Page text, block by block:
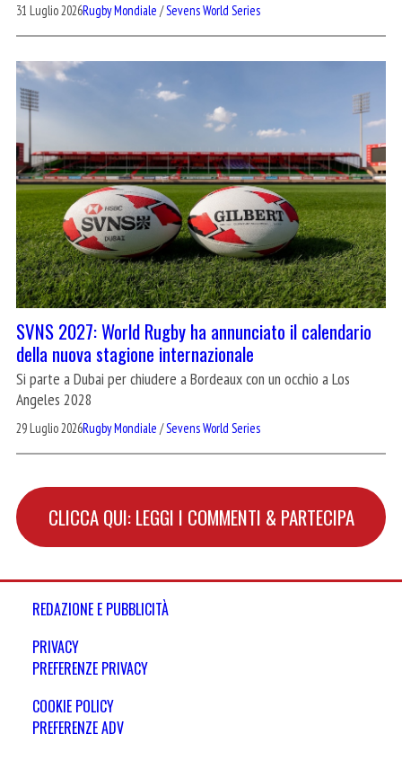
31 Luglio 2026Rugby Mondiale /Sevens World Series
SVNS 2027: World Rugby ha annunciato il calendario
della nuova stagione internazionale
Si parte a Dubai per chiudere a Bordeaux con un occhio a Los
Angeles 2028
29 Luglio 2026Rugby Mondiale /Sevens World Series
CLICCA QUI: LEGGI I COMMENTI & PARTECIPA
REDAZIONE E PUBBLICITÀ
PRIVACY
PREFERENZE PRIVACY
COOKIE POLICY
PREFERENZE ADV